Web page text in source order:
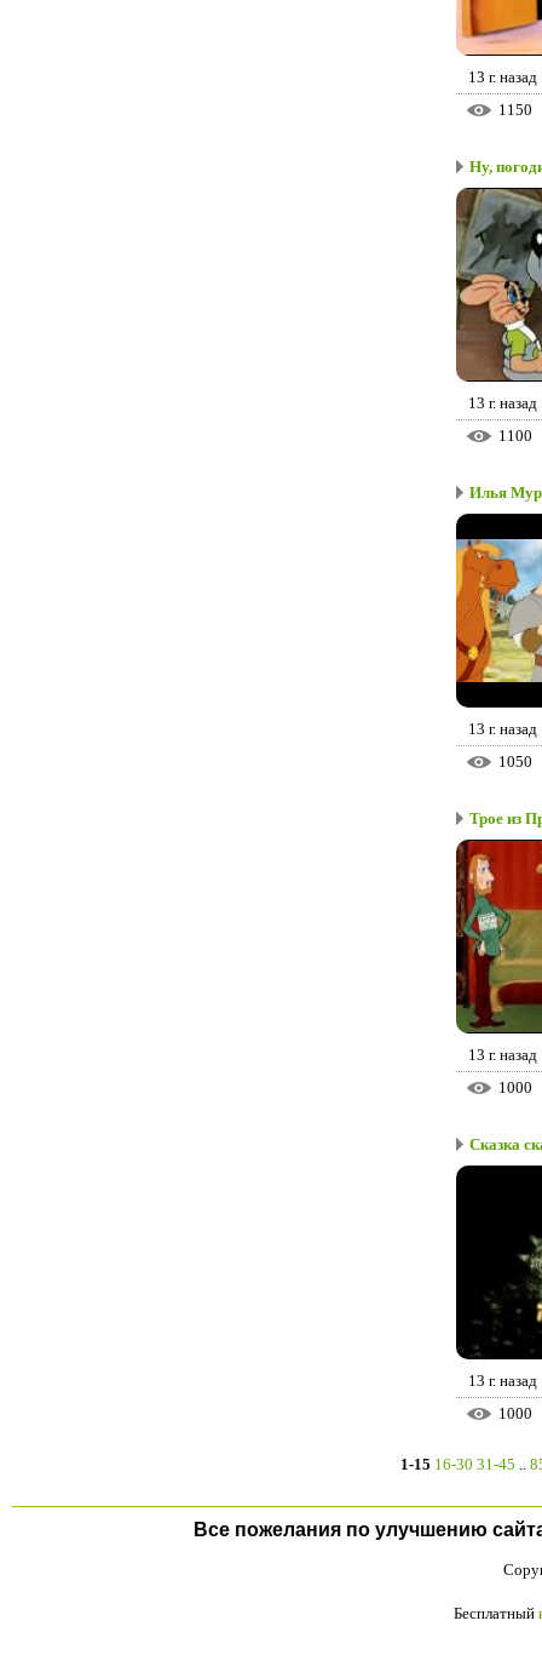
13 г. назад
1150
Ну,
13 г. назад
1100
Илья
13 г. назад
1050
Трое из
13 г. назад
1000
Сказка
13 г. назад
1000
1-15 16-30 31-45 ..
Все пожелания по улучшению
Бесплатный